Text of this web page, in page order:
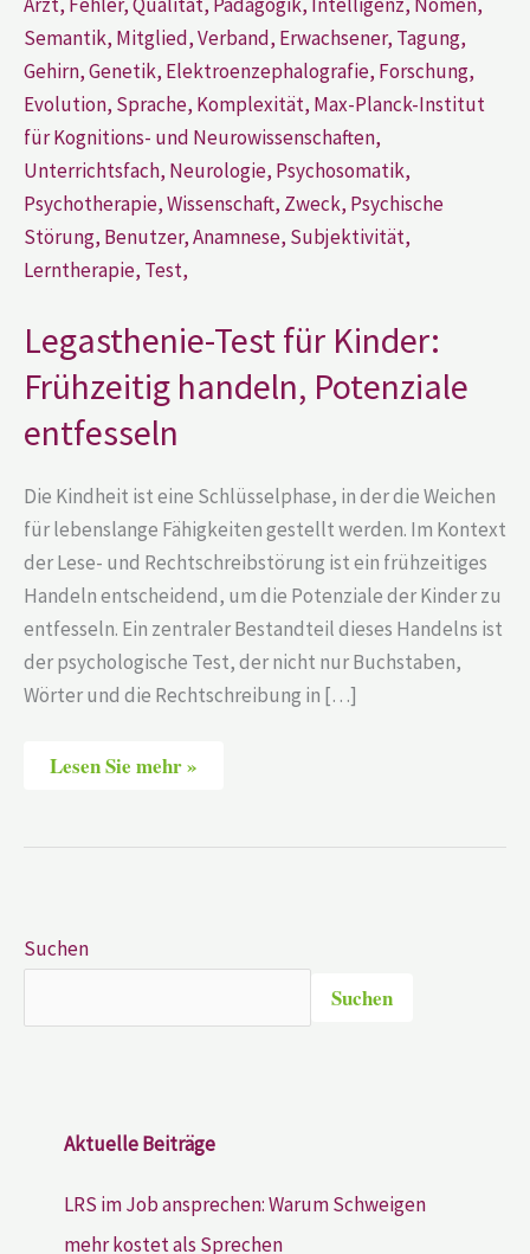
Legasthenie-Test für Kinder:
Frühzeitig handeln, Potenziale
entfesseln
Die Kindheit ist eine Schlüsselphase, in der die Weichen
für lebenslange Fähigkeiten gestellt werden. Im Kontext
der Lese- und Rechtschreibstörung ist ein frühzeitiges
Handeln entscheidend, um die Potenziale der Kinder zu
entfesseln. Ein zentraler Bestandteil dieses Handelns ist
der psychologische Test, der nicht nur Buchstaben,
Wörter und die Rechtschreibung in […]
Lesen Sie mehr »
Suchen
Suchen
Aktuelle Beiträge
LRS im Job ansprechen: Warum Schweigen
mehr kostet als Sprechen